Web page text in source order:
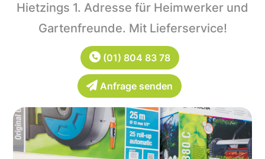
Hietzings 1. Adresse für Heimwerker und
Gartenfreunde. Mit Lieferservice!
(01) 804 83 78
Anfrage senden